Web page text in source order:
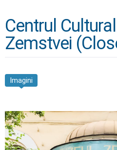
Centrul
Zemstvei
Imagini